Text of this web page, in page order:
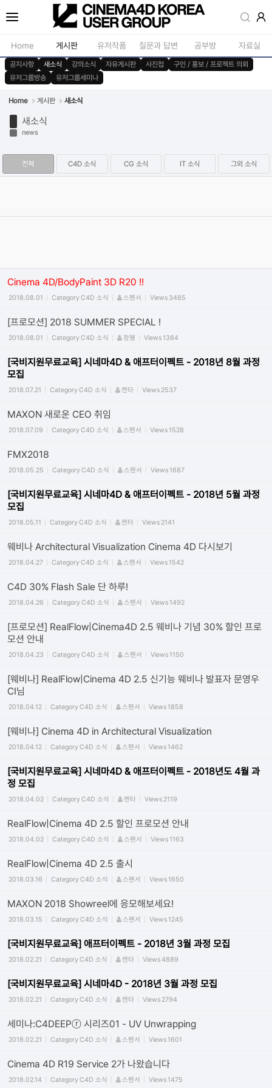
Home 게시판
공지사항
새소식
사진첩
유저작품 질문과 답변 공부방 자료실
애니메이션 / 리깅 /
공지사항 새소식 강의소식 자유게시판 사진첩
구인 / 홍보 / 프로젝트 의뢰
유저그룹방송
유저그룹세미나
Home 게시판 새소식
새소식
news
전체 C4D 소식 CG 소식 IT 소식 그외 소식
Cinema 4D/BodyPaint 3D R20 !!
2018.08.01 CategoryC4D 소식 스펜서 Views 3485
[프로모션] 2018 SUMMER SPECIAL !
2018.08.01 CategoryC4D 소식 정뒝 Views1384
[국비지원무료교육] 시네마4D & 애프터이펙트 - 2018년 8월 과정
모집
2018.07.21 CategoryC4D 소식 켄타 Views 2537
MAXON 새로운 CEO 취임
2018.07.09 CategoryC4D 소식 스펜서 Views1528
FMX2018
2018.05.25 CategoryC4D 소식 스펜서 Views1687
[국비지원무료교육] 시네마4D & 애프터이펙트 - 2018년 5월 과정
모집
2018.05.11 CategoryC4D 소식 켄타 Views 2141
웨비나 Architectural Visualization Cinema 4D 다시보기
2018.04.27 CategoryC4D 소식 스펜서 Views1542
C4D 30% Flash Sale 단 하루!
2018.04.26 CategoryC4D 소식 스펜서 Views1492
[프로모션] RealFlow|Cinema4D 2.5 웨비나 기념 30% 할인 프로
모션 안내
2018.04.23 CategoryC4D 소식 스펜서 Views1150
[웨비나] RealFlow|Cinema 4D 2.5 신기능 웨비나 발표자 문영우
CI님
2018.04.12 CategoryC4D 소식 스펜서 Views1858
[웨비나] Cinema 4D in Architectural Visualization
2018.04.12 CategoryC4D 소식 스펜서 Views1462
[국비지원무료교육] 시네마4D & 애프터이펙트 - 2018년도 4월 과
정 모집
2018.04.02 CategoryC4D 소식 켄타 Views 2119
RealFlow|Cinema 4D 2.5 할인 프로모션 안내
2018.04.02 CategoryC4D 소식 스펜서 Views1163
RealFlow|Cinema 4D 2.5 출시
2018.03.16 CategoryC4D 소식 스펜서 Views1650
MAXON 2018 Showreel에 응모해보세요!
2018.03.15 CategoryC4D 소식 스펜서 Views1245
[국비지원무료교육] 애프터이펙트 - 2018년 3월 과정 모집
2018.02.21 CategoryC4D 소식 켄타 Views4889
[국비지원무료교육] 시네마4D - 2018년 3월 과정 모집
2018.02.21 CategoryC4D 소식 켄타 Views 2794
세미나:C4DEEPⓡ 시리즈01 - UV Unwrapping
2018.02.21 CategoryC4D 소식 스펜서 Views1601
Cinema 4D R19 Service 2가 나왔습니다
2018.02.14 CategoryC4D 소식 스펜서 Views1475
Sketchbook5, 스케치북5
Sketchbook5, 스케치북5